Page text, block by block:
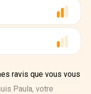
ravis que vous vous
Paula, votre